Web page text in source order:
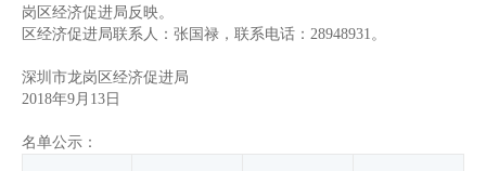
岗区经济促进局反映。
区经济促进局联系人：张国禄，联系电话：28948931。
深圳市龙岗区经济促进局
2018年9月13日
名单公示：